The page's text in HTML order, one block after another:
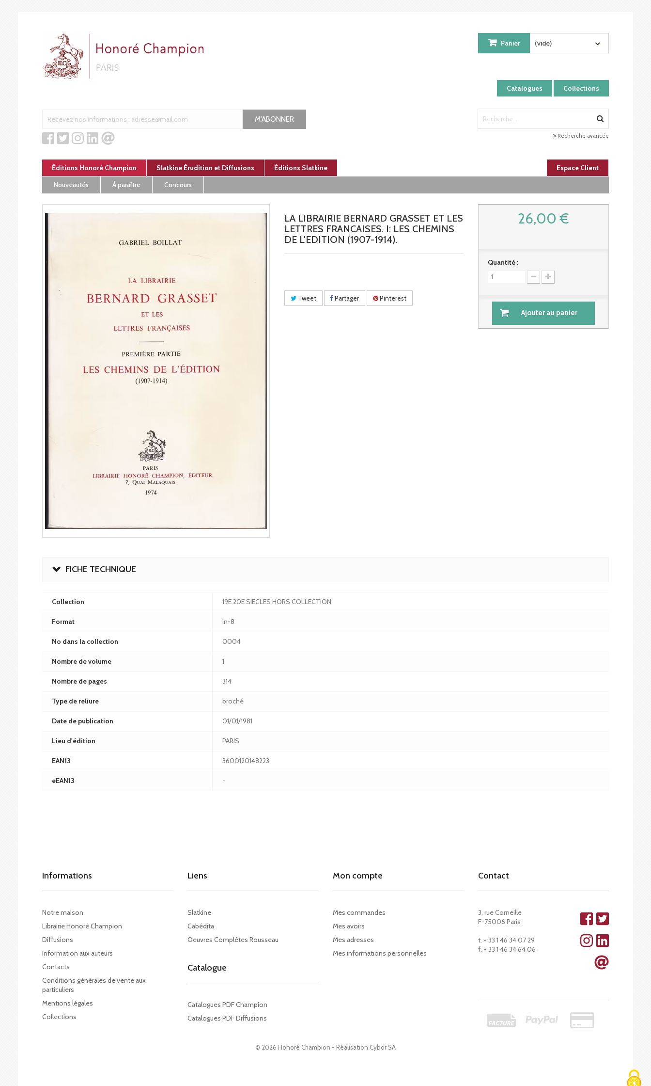
Catalogues Collections
Panier (vide)
M'ABONNER
Recherche avancée
Éditions Honoré Champion Slatkine Érudition et Diffusions Éditions Slatkine
Espace Client
Nouveautés
À paraître Concours
LA LIBRAIRIE BERNARD GRASSET ET LES
LETTRES FRANCAISES. I: LES CHEMINS
DE L'EDITION (1907-1914).
Tweet Partager Pinterest
26,00 €
Quantité :
Ajouter au panier
FICHE TECHNIQUE
Collection 19E 20E SIECLES HORS COLLECTION
Format in-8
No dans la collection 0004
Nombre de volume 1
Nombre de pages 314
Type de reliure broché
Date de publication 01/01/1981
Lieu d'édition PARIS
EAN13 3600120148223
eEAN13 -
Informations
Notre maison
Librairie Honoré Champion
Diffusions
Information aux auteurs
Contacts
Conditions générales de vente aux
particuliers
Mentions légales
Collections
© 2026 Honoré Champion - Réalisation Cybor SA
Liens
Slatkine
Cabédita
Oeuvres Complètes Rousseau
Catalogue
Catalogues PDF Champion
Catalogues PDF Diffusions
Mon compte
Mes commandes
Mes avoirs
Mes adresses
Mes informations personnelles
Contact
3, rue Corneille
F-75006 Paris
t. + 33 1 46 34 07 29
f. + 33 1 46 34 64 06